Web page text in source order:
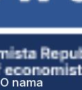
O nama